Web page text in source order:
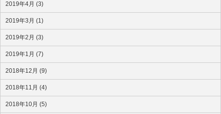
2019年4月 (3)
2019年3月 (1)
2019年2月 (3)
2019年1月 (7)
2018年12月 (9)
2018年11月 (4)
2018年10月 (5)